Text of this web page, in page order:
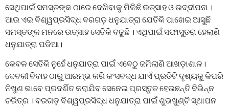
ସେଥିପାଇଁ ସମସ୍ତଙ୍କ ଠାରେ ଦେଖିବାକୁ ମିଳିଛି ଉତ୍ସାହ ଓ ଉଦ୍ଦୀପନା ।
ଆଉ ଏଇ ବିଶ୍ୱପ୍ରସିଦ୍ଧ ବରଗଡ଼ ଧନୁଯାତ୍ରା ଯେତିକି ପାଖେଇ ଆସୁଛି
ସମସ୍ତଙ୍କ ମନରେ ଉତ୍ସାହ ସେତିକି ବଢୁଛି । ଏଥିପାଇଁ ସଫାସୁତରା ହେଲାଣି
ଧନୁଯାତ୍ରା ପଡିଆ।
କେବଳ ସେତିକି ନୁହେଁ ଧନୁଯାତ୍ରା ପାଇଁ ଏବେଠୁ ଜମିଲାଣି ଆଖଡ଼ାଶାଳ।
ଦେବକୀ ବିବାହ ଠାରୁ ଆରମ୍ଭ କରି କଂସବଦ୍ଧ ଯାଏଁ ପ୍ରତିଟି ଦୃଶ୍ୟକୁ କିପରି
ନିଖୁଣ ଭାବେ ପ୍ରଦର୍ଶିତ କରାଯିବ ସେନେଇ ପ୍ରସ୍ତୁତ ହେଉଛନ୍ତି ବିଭିନ୍ନ
ଚରିତ୍ର । ବରଗଡ଼ ବିଶ୍ୱପ୍ରସିଦ୍ଧ ଧନୁଯାତ୍ରା ପାଇଁ ଶୁଭଖୁଣ୍ଟି ସ୍ଥାପନ